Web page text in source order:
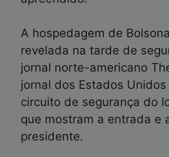
A hospedagem de
revelada na tarde de
jornal norte-americano
jornal dos Estados
circuito de segurança do
que mostram a entrada e
presidente.